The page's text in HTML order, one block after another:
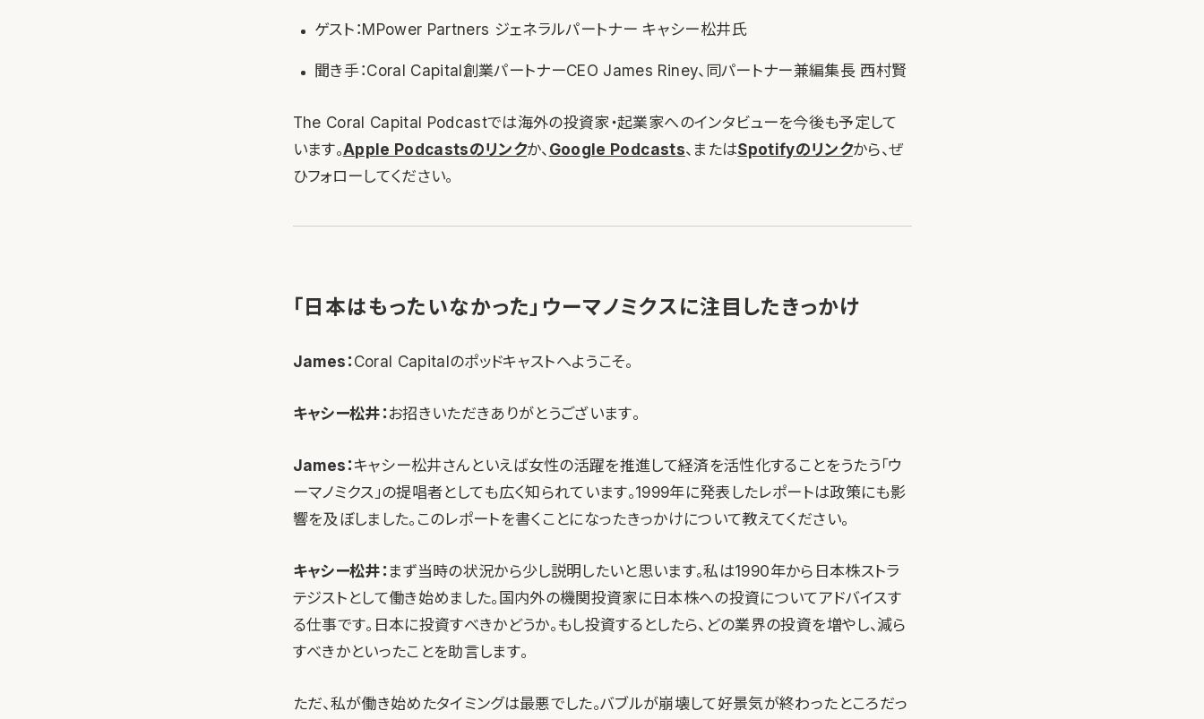
ゲスト：MPower Partners ジェネラルパートナー キャシー松井氏
聞き手：Coral Capital創業パートナーCEO James Riney、同パートナー兼編集長 西村賢
The Coral Capital Podcastでは海外の投資家・起業家へのインタビューを今後も予定して
います。Apple Podcastsのリンクか、 Google Podcasts、またはSpotifyのリンクから、ぜ
ひフォローしてください。
「日本はもったいなかった」ウーマノミクスに注目したきっかけ
James：Coral Capitalのポッドキャストへようこそ。
キャシー松井：お招きいただきありがとうございます。
James：キャシー松井さんといえば女性の活躍を推進して経済を活性化することをうたう「ウ
ーマノミクス」の提唱者としても広く知られています。1999年に発表したレポートは政策にも影
響を及ぼしました。このレポートを書くことになったきっかけについて教えてください。
キャシー松井：まず当時の状況から少し説明したいと思います。私は1990年から日本株ストラ
テジストとして働き始めました。国内外の機関投資家に日本株への投資についてアドバイスす
る仕事です。日本に投資すべきかどうか。もし投資するとしたら、どの業界の投資を増やし、減ら
すべきかといったことを助言します。
ただ、私が働き始めたタイミングは最悪でした。バブルが崩壊して好景気が終わったところだっ